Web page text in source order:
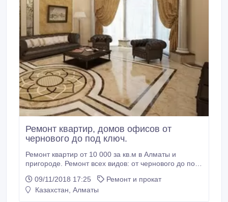
Ремонт квартир, домов офисов от
чернового до под ключ.
Ремонт квартир от 10 000 за кв.м в Алматы и
пригороде. Ремонт всех видов: от чернового до под
Официальный договор, гарантия 1 год. Замер и
смета бесплатно. В подарок: ген.уборка после
09/11/2018 17:25
Ремонт и прокат
Казахстан, Алматы